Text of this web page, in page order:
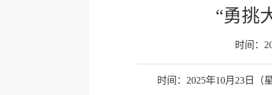
“勇挑
时间：
时间：2025年10月23日（